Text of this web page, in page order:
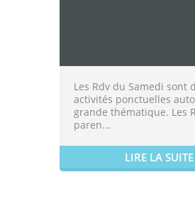
Les Rdv du Samedi sont
activités ponctuelles
grande thématique. Les
paren...
LIRE LA SUITE